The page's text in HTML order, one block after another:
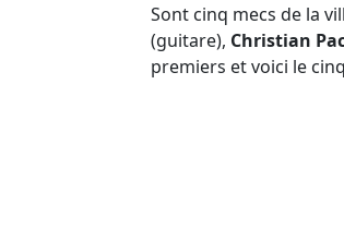
Sont cinq mecs de la
(guitare), Christian
premiers et voici le